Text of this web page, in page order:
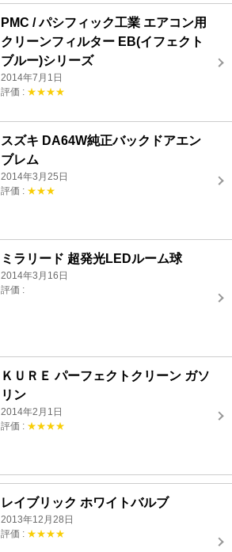
PMC / パシフィック工業 エアコン用
クリーンフィルター EB(イフェクト
ブルー)シリーズ
2014年7月1日
評価 : ★★★★
スズキ DA64W純正バックドアエン
ブレム
2014年3月25日
評価 : ★★★
ミラリード 超発光LEDルーム球
2014年3月16日
評価 :
ＫＵＲＥ パーフェクトクリーン ガソ
リン
2014年2月1日
評価 : ★★★★
レイブリック ホワイトバルブ
2013年12月28日
評価 : ★★★★